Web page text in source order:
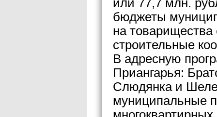
или 77,7 млн.
бюджеты
на
строительные
В адресную
Приангарья:
Слюдянка и
муниципальные